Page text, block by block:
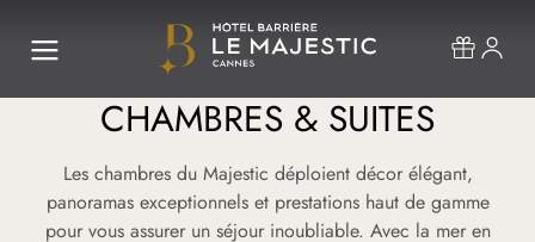
CHAMBRES & SUITES
Les chambres du Majestic déploient décor élégant,
panoramas exceptionnels et prestations haut de gamme
pour vous assurer un séjour inoubliable. Avec la mer en